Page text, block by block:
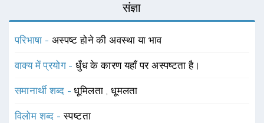
संज्ञा
परिभाषा - अस्पष्ट होने की अवस्था या भाव
वाक्य में प्रयोग -धुँध के कारण यहाँ पर अस्पष्टता है।
समानार्थी शब्द -धूमिलता ,धूमलता
विलोम शब्द -स्पष्टता